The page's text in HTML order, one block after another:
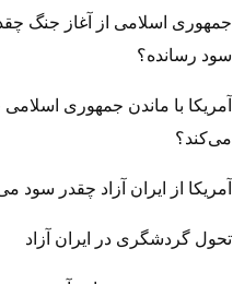
جمهوری اسلامی از آغاز جنگ
سود رسانده؟
آمریکا با ماندن جمهوری
می‌کند؟
آمریکا از ایران آزاد چقدر سود
تحول گردشگری در ایران آزاد